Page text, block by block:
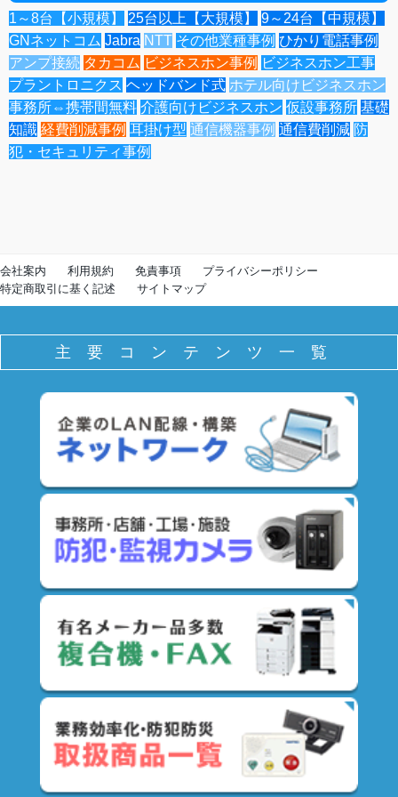
1～8台【小規模】 25台以上【大規模】
9～24台【中規模】
GNネットコム Jabra NTT その他業種事例 ひかり電話事例
アンプ接続 タカコム ビジネスホン事例 ビジネスホン工事
プラントロニクス ヘッドバンド式 ホテル向けビジネスホン
事務所⇔携帯間無料 介護向けビジネスホン 仮設事務所 基礎
知識 経費削減事例 耳掛け型 通信機器事例 通信費削減 防
犯・セキュリティ事例
会社案内 利用規約 免責事項
プライバシーポリシー
特定商取引に基く記述
サイトマップ
主要コンテンツ一覧